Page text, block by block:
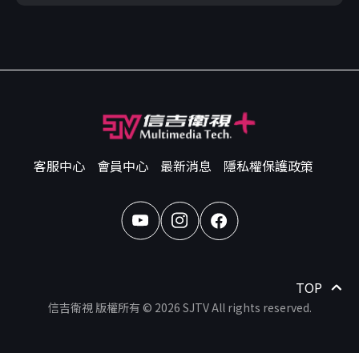
客服中心 會員中心 最新消息 隱私權保護政策
TOP
信吉衛視 版權所有 © 2026 SJTV All rights reserved.